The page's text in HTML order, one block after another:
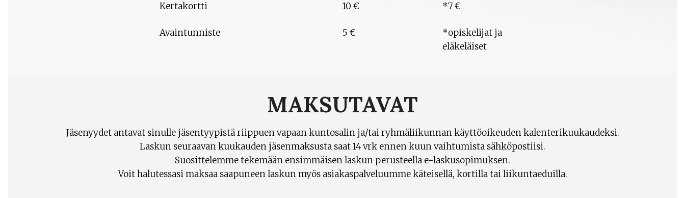
Kertakortti 10 € *7 €
Avaintunniste 5 €
*opiskelijat ja
eläkeläiset
MAKSUTAVAT
Jäsenyydet antavat sinulle jäsentyypistä riippuen vapaan kuntosalin ja/tai ryhmäliikunnan käyttöoikeuden kalenterikuukaudeksi.
Laskun seuraavan kuukauden jäsenmaksusta saat 14 vrk ennen kuun vaihtumista sähköpostiisi.
Suosittelemme tekemään ensimmäisen laskun perusteella e-laskusopimuksen.
Voit halutessasi maksaa saapuneen laskun myös asiakaspalveluumme käteisellä, kortilla tai liikuntaeduilla.